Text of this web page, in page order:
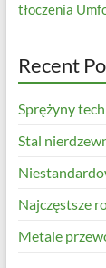
tłoczenia
Recent
Sprężyny
Stal
Najczęstsze
Metale